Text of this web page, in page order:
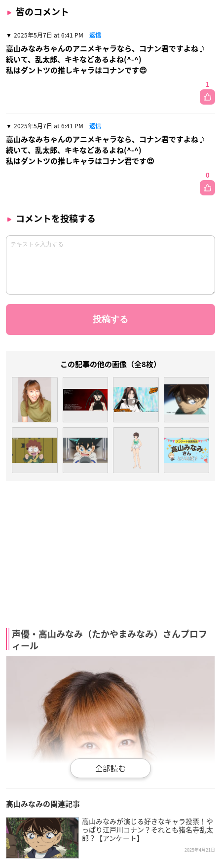
皆のコメント
2025年5月7日 at 6:41 PM 返信
高山みなみちゃんのアニメキャラなら、コナン君ですよね♪
続いて、乱太郎、キキなどあるよね(^-^)
私はダントツの推しキャラはコナンです😍
1
2025年5月7日 at 6:41 PM 返信
高山みなみちゃんのアニメキャラなら、コナン君ですよね♪
続いて、乱太郎、キキなどあるよね(^-^)
私はダントツの推しキャラはコナン君です😍
0
コメントを投稿する
この記事の他の画像（全8枚）
声優・高山みなみ（たかやまみなみ）さんプロフ
ィール
高山みなみの関連記事
高山みなみが演じる好きなキャラ投票！や
っぱり江戸川コナン？それとも猪名寺乱太
郎？【アンケート】
2025年4月21日